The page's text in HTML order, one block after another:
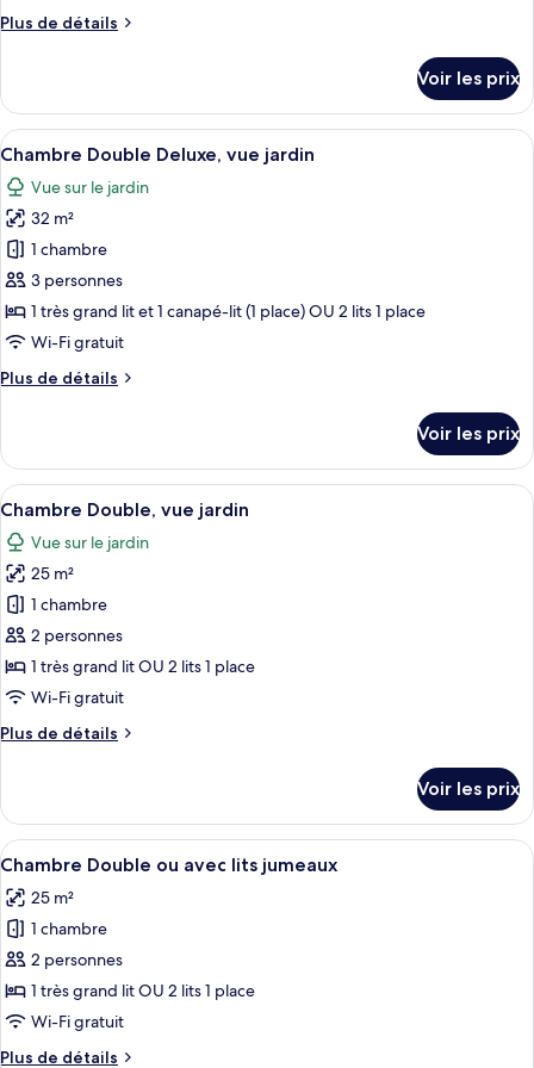
pour
de
chambre :
Chambre
Plus de détails
Plus
le
type
de
Chambre
Voir les prix
Afficher
toutes
les
photos
pour
ce
type
de
chambre :
Chambre
vue
jardin
Une chambre d’hôtel avec un
5
Chambre Double Deluxe, vue jardin
Vue sur le jardin
32 m²
1 chambre
3 personnes
1 très grand lit et 1 canapé-lit (1 place) OU 2 lits 1 place
Wi-Fi gratuit
Plus de détails
Plus
le
type
de
Chambre
Double
Deluxe,
vue
jardin
Voir les prix
Afficher
toutes
les
photos
pour
ce
type
de
chambre :
Chambre
jardin
Une chambre d’hôtel avec deux lits,
4
Chambre Double, vue jardin
Vue sur le jardin
25 m²
1 chambre
2 personnes
1 très grand lit OU 2 lits 1 place
Wi-Fi gratuit
Plus de détails
Plus
le
type
de
Chambre
Double,
jardin
Voir les prix
Afficher
toutes
les
photos
pour
ce
type
Une chambre d’hôtel avec un
3
Chambre Double ou avec lits jumeaux
25 m²
1 chambre
2 personnes
1 très grand lit OU 2 lits 1 place
Wi-Fi gratuit
Plus de détails
Plus